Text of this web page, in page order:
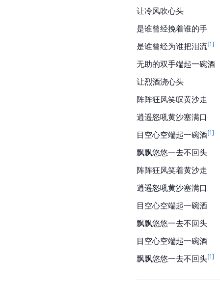
让冷风吹心头
是谁曾经挽着谁的手
是谁曾经为谁把泪流[1]
无助的双手端起一碗酒
让烈酒浇心头
阵阵狂风笑叹黄沙走
逍遥怒吼黄沙塞满口
目空心空端起一碗酒[1]
飘飘悠悠一去不回头
阵阵狂风笑着黄沙走
逍遥怒吼黄沙塞满口
目空心空端起一碗酒
飘飘悠悠一去不回头
目空心空端起一碗酒
飘飘悠悠一去不回头[1]